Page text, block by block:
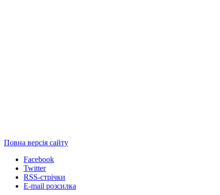
Повна версія сайту
Facebook
Twitter
RSS-стрічки
E-mail розсилка